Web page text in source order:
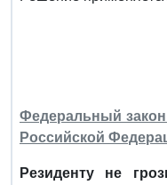
Федеральный закон
Российской
Резиденту не